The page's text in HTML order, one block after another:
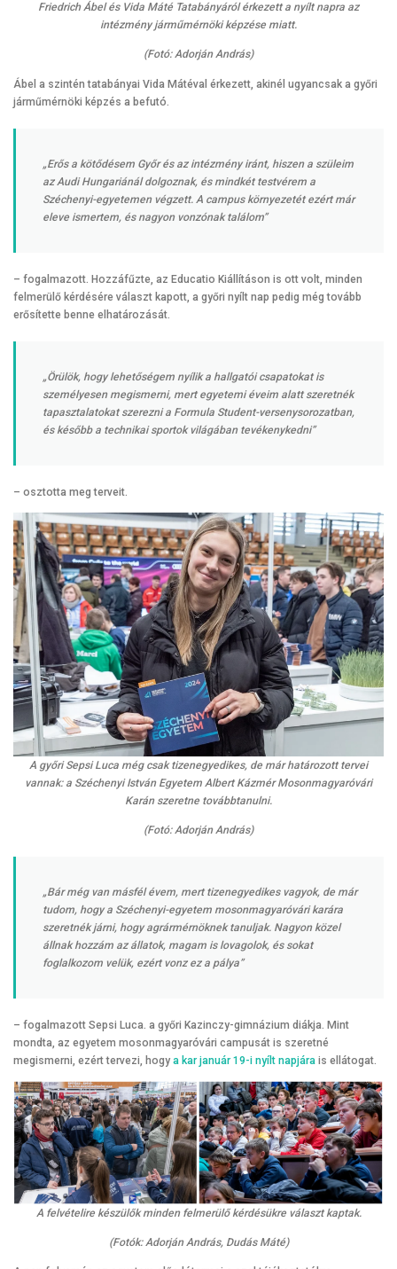
Friedrich Ábel és Vida Máté Tatabányáról érkezett a nyílt napra az
intézmény járműmérnöki képzése miatt.
(Fotó: Adorján András)
Ábel a szintén tatabányai Vida Mátéval érkezett, akinél ugyancsak a győri
járműmérnöki képzés a befutó.
„Erős a kötődésem Győr és az intézmény iránt, hiszen a szüleim
az Audi Hungariánál dolgoznak, és mindkét testvérem a
Széchenyi-egyetemen végzett. A campus környezetét ezért már
eleve ismertem, és nagyon vonzónak találom”
– fogalmazott. Hozzáfűzte, az Educatio Kiállításon is ott volt, minden
felmerülő kérdésére választ kapott, a győri nyílt nap pedig még tovább
erősítette benne elhatározását.
„Örülök, hogy lehetőségem nyílik a hallgatói csapatokat is
személyesen megismerni, mert egyetemi éveim alatt szeretnék
tapasztalatokat szerezni a Formula Student-versenysorozatban,
és később a technikai sportok világában tevékenykedni”
– osztotta meg terveit.
A győri Sepsi Luca még csak tizenegyedikes, de már határozott tervei
vannak: a Széchenyi István Egyetem Albert Kázmér Mosonmagyaróvári
Karán szeretne továbbtanulni.
(Fotó: Adorján András)
„Bár még van másfél évem, mert tizenegyedikes vagyok, de már
tudom, hogy a Széchenyi-egyetem mosonmagyaróvári karára
szeretnék járni, hogy agrármérnöknek tanuljak. Nagyon közel
állnak hozzám az állatok, magam is lovagolok, és sokat
foglalkozom velük, ezért vonz ez a pálya”
– fogalmazott Sepsi Luca. a győri Kazinczy-gimnázium diákja. Mint
mondta, az egyetem mosonmagyaróvári campusát is szeretné
megismerni, ezért tervezi, hogy a kar január 19-i nyílt napjára is ellátogat.
A felvételire készülők minden felmerülő kérdésükre választ kaptak.
(Fotók: Adorján András, Dudás Máté)